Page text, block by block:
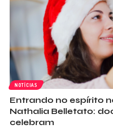
NOTÍCIAS
Entrando no espírito
Nathalia Belletato:
celebram